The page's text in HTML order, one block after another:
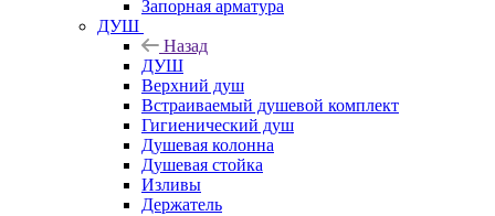
Запорная арматура
ДУШ
Назад
ДУШ
Верхний душ
Встраиваемый душевой комплект
Гигиенический душ
Душевая колонна
Душевая стойка
Изливы
Держатель